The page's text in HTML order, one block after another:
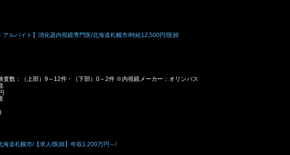
アルバイト】消化器内視鏡専門医/北海道札幌市/時給12,500円/医師
査数：（上部）9～12件・（下部）0～2件 ※内視鏡メーカー：オリンパス
海道札幌市/【求人/医師】年収1,200万円～/